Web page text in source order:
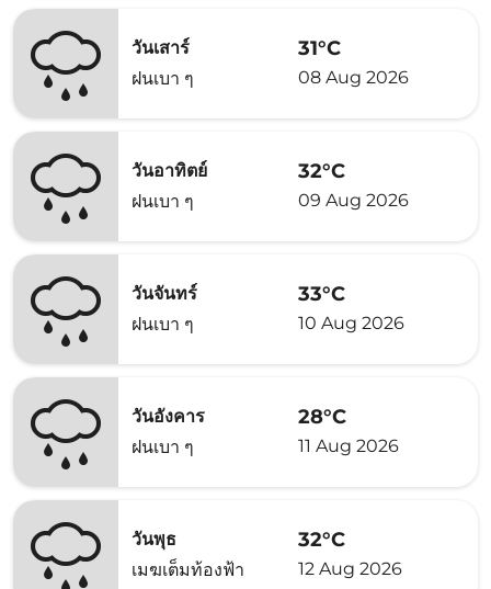
วันเสาร์
ฝนเบา ๆ
31°C
08 Aug 2026
วันอาทิตย์
ฝนเบา ๆ
32°C
09 Aug 2026
วันจันทร์
ฝนเบา ๆ
33°C
10 Aug 2026
วันอังคาร
ฝนเบา ๆ
28°C
11 Aug 2026
วันพุธ
เมฆเต็มท้องฟ้า
32°C
12 Aug 2026